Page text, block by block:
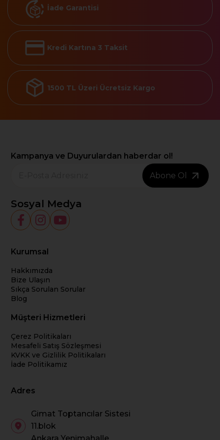
İade Garantisi
Kredi Kartına 3 Taksit
1500 TL Üzeri Ücretsiz Kargo
Kampanya ve Duyurulardan haberdar ol!
Abone Ol
Sosyal Medya
Kurumsal
Hakkımızda
Bize Ulaşın
Sıkça Sorulan Sorular
Blog
Müşteri Hizmetleri
Çerez Politikaları
Mesafeli Satış Sözleşmesi
KVKK ve Gizlilik Politikaları
İade Politikamız
Adres
Gimat Toptancılar Sistesi
11.blok